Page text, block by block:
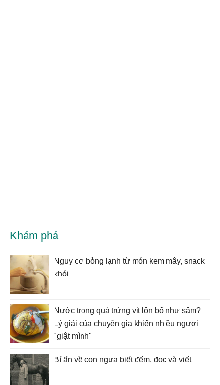
Khám phá
Nguy cơ bỏng lạnh từ món kem mây, snack
khói
Nước trong quả trứng vịt lộn bổ như sâm?
Lý giải của chuyên gia khiến nhiều người
"giật mình"
Bí ẩn về con ngựa biết đếm, đọc và viết